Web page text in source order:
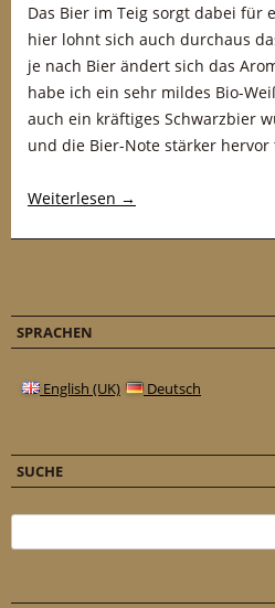
Das Bier im Teig sorgt dabei für
hier lohnt sich auch durchaus
je nach Bier ändert sich das
habe ich ein sehr mildes Bio-
auch ein kräftiges Schwarzbier
und die Bier-Note stärker hervor
Weiterlesen →
SPRACHEN
English (UK) Deutsch
SUCHE